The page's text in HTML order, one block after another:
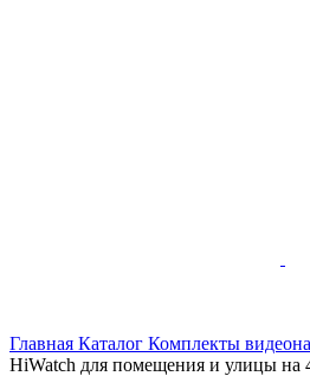
Главная Каталог Комплекты
HiWatch для помещения и улицы